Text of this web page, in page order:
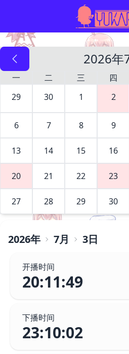
2026年
一 二 三 四
29
30 1 2
6 7 8 9
13 14 15 16
20 21 22 23
27 28 29 30
2026年 7月 3日
开播时间
20:11:49
下播时间
23:10:02